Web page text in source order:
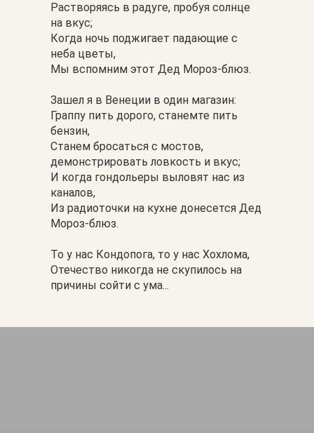
Растворяясь в радуге, пробуя солнце
на вкус;
Когда ночь поджигает падающие с
неба цветы,
Мы вспомним этот Дед Мороз-блюз.
Зашел я в Венеции в один магазин:
Граппу пить дорого, станемте пить
бензин,
Станем бросаться с мостов,
демонстрировать ловкость и вкус;
И когда гондольеры выловят нас из
каналов,
Из радиоточки на кухне донесется Дед
Мороз-блюз.
То у нас Кондопога, то у нас Хохлома,
Отечество никогда не скупилось на
причины сойти с ума...